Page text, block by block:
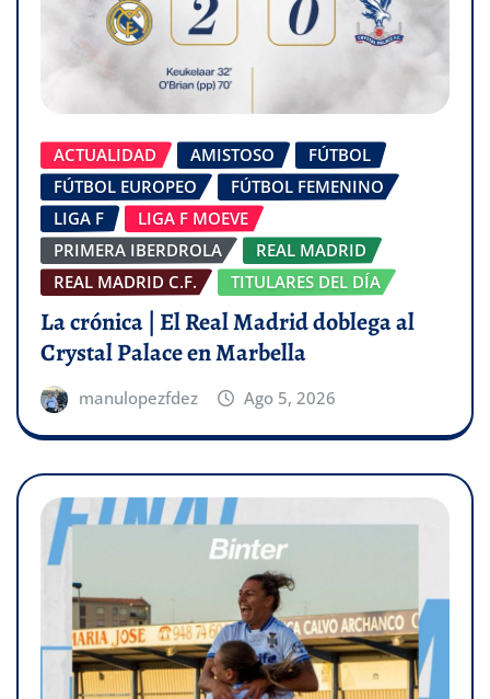
ACTUALIDAD AMISTOSO
FÚTBOL
FÚTBOL EUROPEO
FÚTBOL FEMENINO
LIGA F
LIGA F MOEVE
PRIMERA IBERDROLA
REAL MADRID
REAL MADRID C.F.
TITULARES DEL DÍA
La crónica | El Real Madrid doblega al
Crystal Palace en Marbella
manulopezfdez Ago 5, 2026